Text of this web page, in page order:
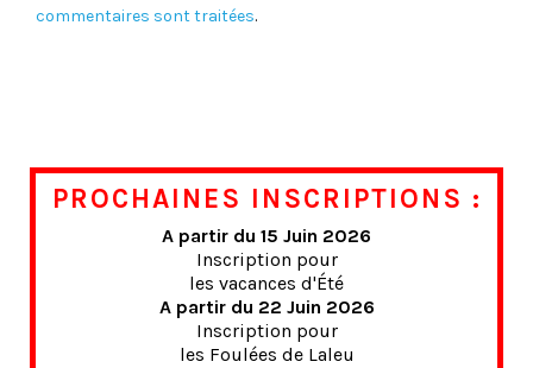
commentaires sont traitées.
PROCHAINES INSCRIPTIONS :
A partir du 15 Juin 2026
Inscription pour
les vacances d'Été
A partir du 22 Juin 2026
Inscription pour
les Foulées de Laleu